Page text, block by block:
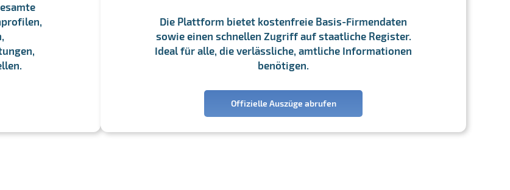
Die Plattform bietet kostenfreie Basis-Firmendaten
sowie einen schnellen Zugriff auf staatliche Register.
Ideal für alle, die verlässliche, amtliche Informationen
benötigen.
Offizielle Auszüge abrufen